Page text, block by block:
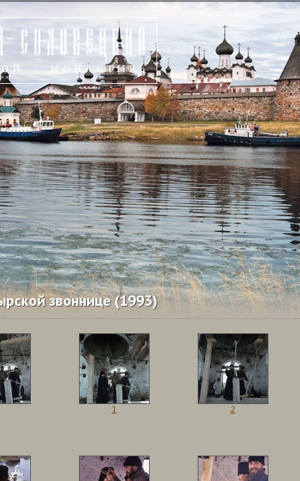
звоннице (1993)
1 2